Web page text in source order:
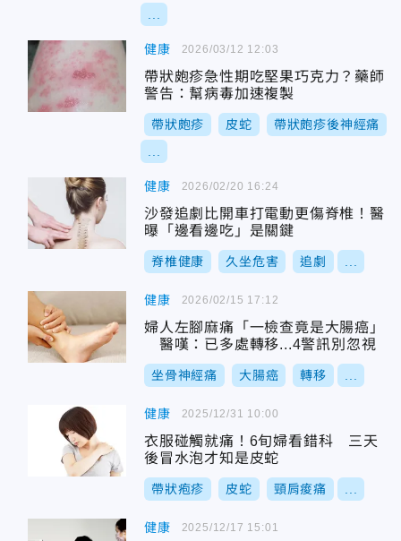
健康
帶狀皰疹急性期吃堅果巧克力？藥師
警告：幫病毒加速複製
帶狀皰疹 皮蛇 帶狀皰疹後神經痛
2026/03/12 12:03
健康
沙發追劇比開車打電動更傷脊椎！醫
曝「邊看邊吃」是關鍵
脊椎健康 久坐危害 追劇
2026/02/20 16:24
健康
婦人左腳麻痛「一檢查竟是大腸癌」
醫嘆：已多處轉移...4警訊別忽視
坐骨神經痛 大腸癌 轉移
2026/02/15 17:12
健康
衣服碰觸就痛！6旬婦看錯科 三天
後冒水泡才知是皮蛇
帶狀疱疹 皮蛇 頸肩痠痛
2025/12/31 10:00
健康 2025/12/17 15:01